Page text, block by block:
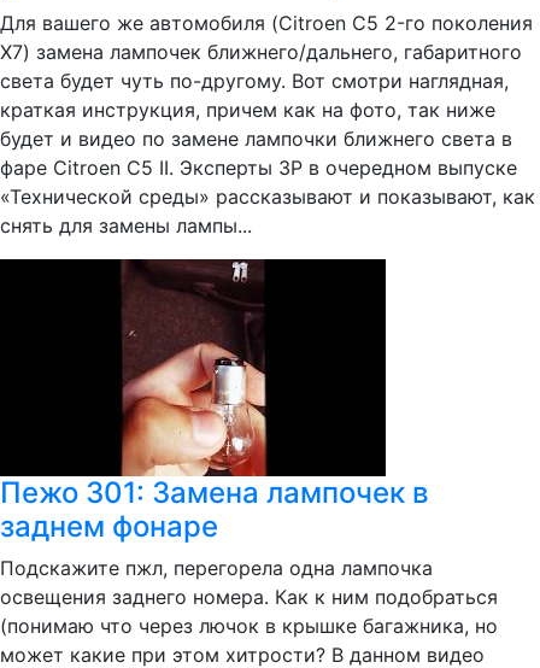
Для вашего же автомобиля (Citroen C5 2-го поколения
X7) замена лампочек ближнего/дальнего, габаритного
света будет чуть по-другому. Вот смотри наглядная,
краткая инструкция, причем как на фото, так ниже
будет и видео по замене лампочки ближнего света в
фаре Citroen C5 II. Эксперты ЗР в очередном выпуске
«Технической среды» рассказывают и показывают, как
снять для замены лампы...
Пежо 301: Замена лампочек в
заднем фонаре
Подскажите пжл, перегорела одна лампочка
освещения заднего номера. Как к ним подобраться
(понимаю что через лючок в крышке багажника, но
может какие при этом хитрости? В данном видео